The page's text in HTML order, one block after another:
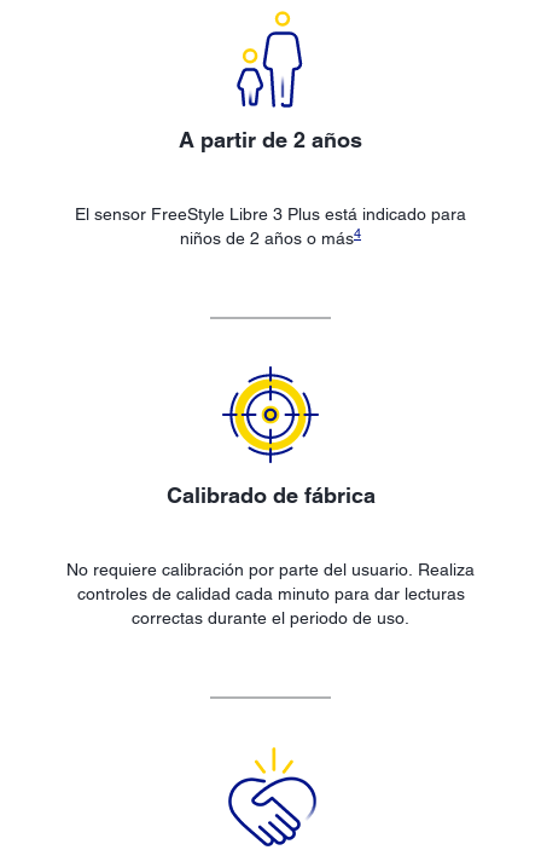
A partir de 2 años
El sensor FreeStyle Libre 3 Plus está indicado para
niños de 2 años o más4
Calibrado de fábrica
No requiere calibración por parte del usuario. Realiza
controles de calidad cada minuto para dar lecturas
correctas durante el periodo de uso.